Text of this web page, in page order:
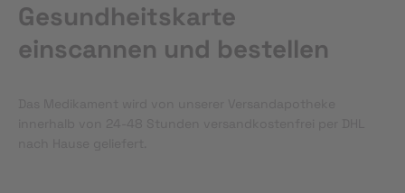
Gesundheitskarte
einscannen und bestellen